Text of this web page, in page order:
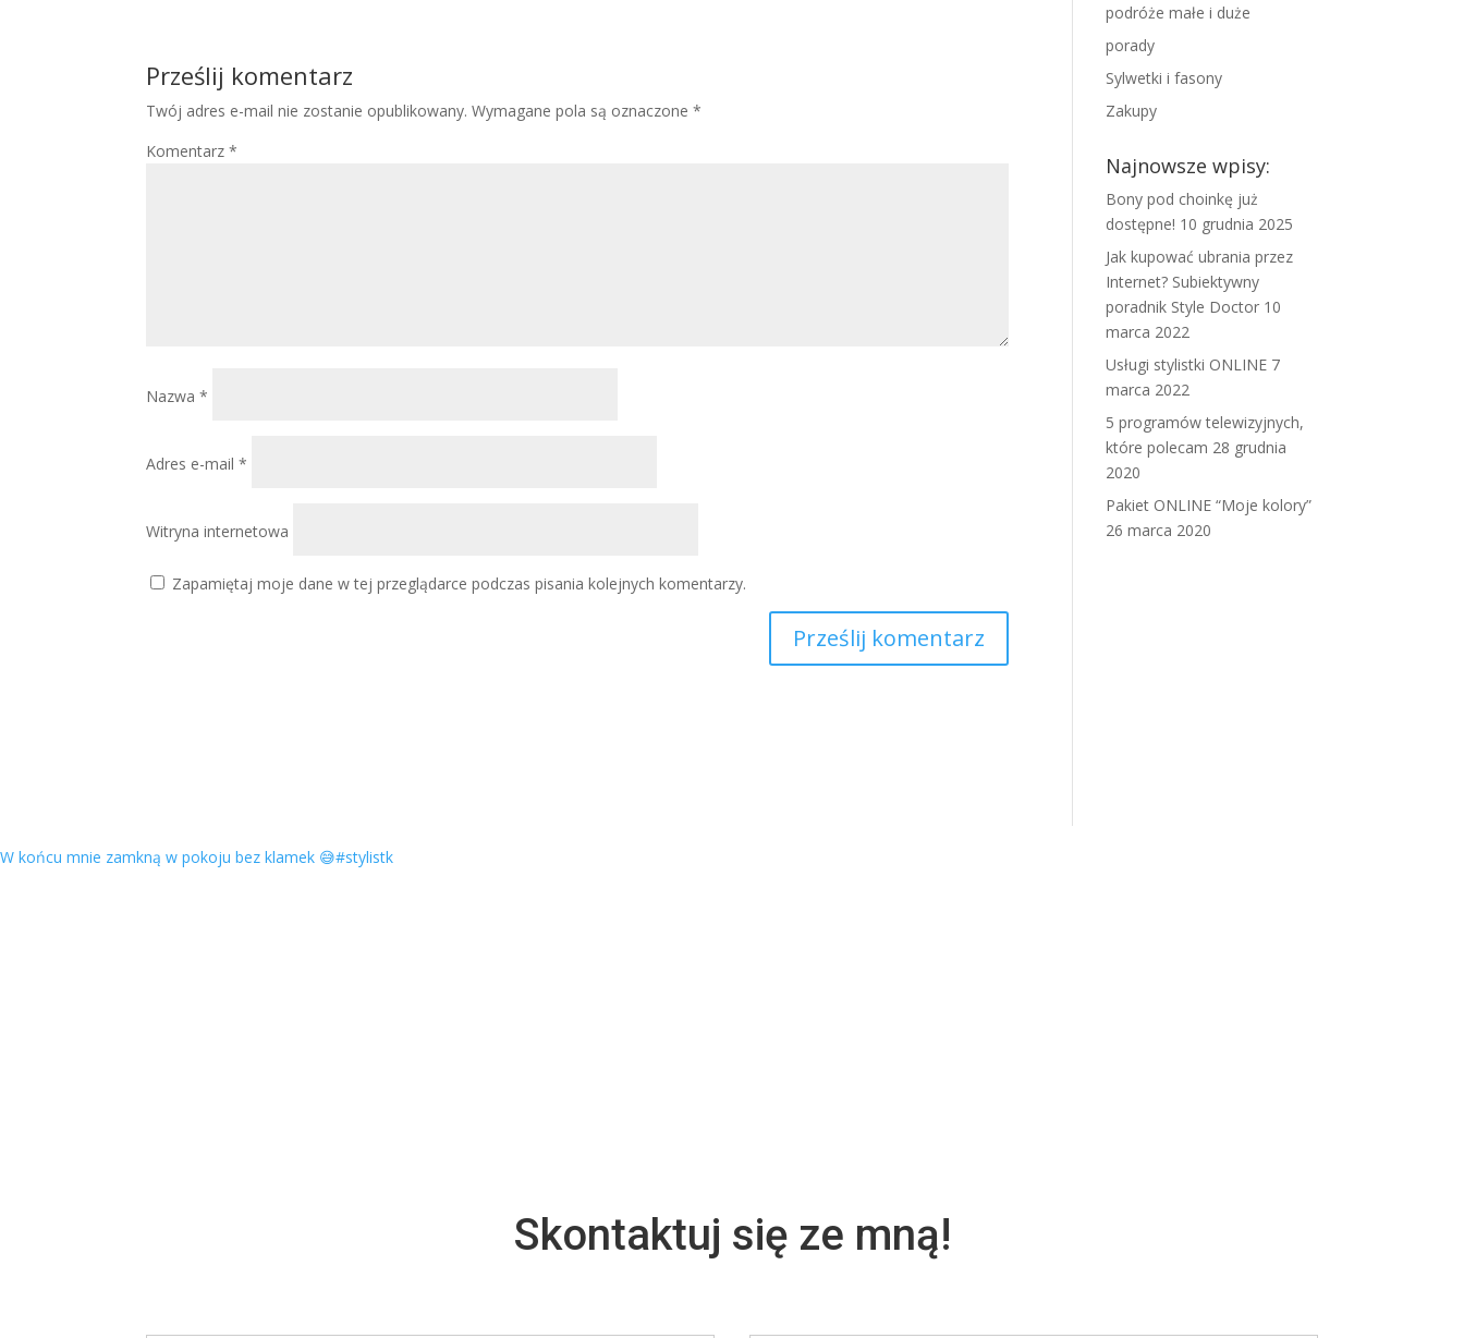
Prześlij komentarz
Twój adres e-mail nie zostanie opublikowany. Wymagane pola są oznaczone*
Komentarz*
Nazwa*
Adres e-mail*
Witryna internetowa
Zapamiętaj moje dane w tej przeglądarce podczas pisania kolejnych komentarzy.
podróże małe i duże
porady
Sylwetki i fasony
Zakupy
Najnowsze wpisy:
Bony pod choinkę już
dostępne! 10 grudnia 2025
Jak kupować ubrania przez
Internet? Subiektywny
poradnik Style Doctor 10
marca 2022
Usługi stylistki ONLINE 7
marca 2022
5 programów telewizyjnych,
które polecam 28 grudnia
2020
Pakiet ONLINE “Moje kolory”
26 marca 2020
W końcu mnie zamkną w pokoju bez klamek 😅#stylistk
Skontaktuj się ze mną!